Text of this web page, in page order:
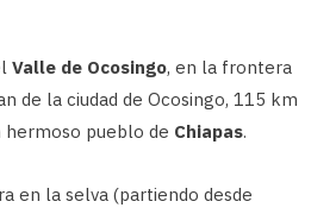
Valle de Ocosingo, en la frontera
de la ciudad de Ocosingo, 115 km
hermoso pueblo de Chiapas.
en la selva (partiendo desde